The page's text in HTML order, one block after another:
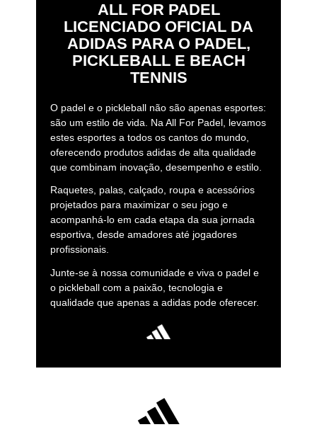
ALL FOR PADEL
LICENCIADO OFICIAL DA
ADIDAS PARA O PADEL,
PICKLEBALL E BEACH
TENNIS
O padel e o pickleball não são apenas esportes:
são um estilo de vida. Na All For Padel, levamos
estes esportes a todos os cantos do mundo,
oferecendo produtos adidas de alta qualidade
que combinam inovação, desempenho e estilo.
Raquetes, palas, calçado, roupa e acessórios
projetados para maximizar o seu jogo e
acompanhá-lo em cada etapa da sua jornada
esportiva, desde amadores até jogadores
profissionais.
Junte-se à nossa comunidade e viva o padel e
o pickleball com a paixão, tecnologia e
qualidade que apenas a adidas pode oferecer.